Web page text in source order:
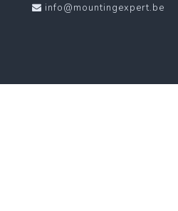
info@mountingexpert.be